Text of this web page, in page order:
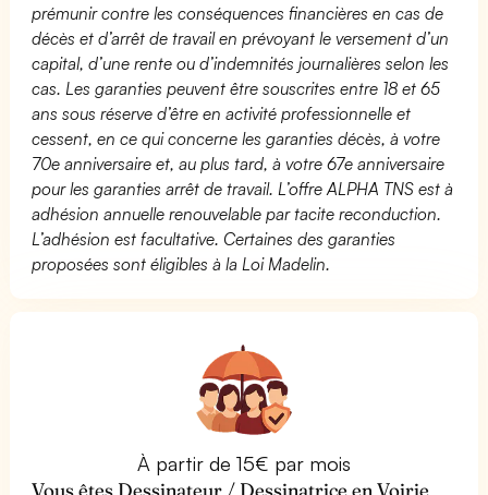
prémunir contre les conséquences financières en cas de
décès et d’arrêt de travail en prévoyant le versement d’un
capital, d’une rente ou d’indemnités journalières selon les
cas. Les garanties peuvent être souscrites entre 18 et 65
ans sous réserve d’être en activité professionnelle et
cessent, en ce qui concerne les garanties décès, à votre
70e anniversaire et, au plus tard, à votre 67e anniversaire
pour les garanties arrêt de travail. L’offre ALPHA TNS est à
adhésion annuelle renouvelable par tacite reconduction.
L’adhésion est facultative. Certaines des garanties
proposées sont éligibles à la Loi Madelin.
À partir de 15€ par mois
Vous êtes Dessinateur / Dessinatrice en Voirie